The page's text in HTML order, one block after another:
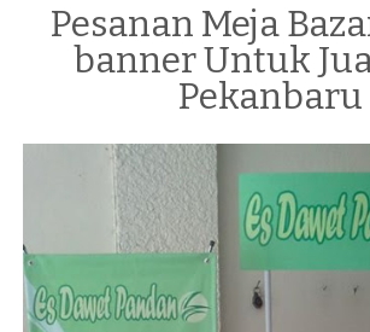
Pesanan Meja
banner Untuk
Pekanbaru